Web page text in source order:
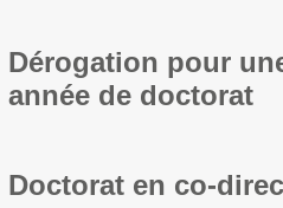
Dérogation pour
année de doctorat
Doctorat en co-